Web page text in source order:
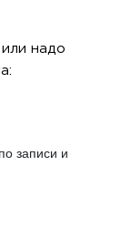
или надо
записи и